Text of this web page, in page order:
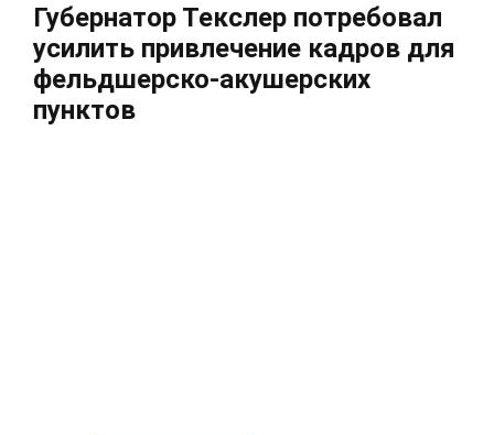
Губернатор Текслер потребовал
усилить привлечение кадров для
фельдшерско-акушерских
пунктов